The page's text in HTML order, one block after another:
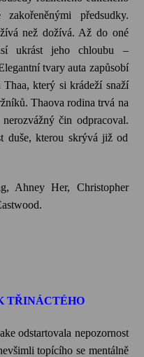
předsudky.
než dožívá. Až do oné
ukrást jeho chloubu –
tvary auta zapůsobí
Thaa, který si krádeží snaží
Thaova rodina trvá na
čin odpracoval.
duše, kterou skrývá již od
, Ahney Her, Christopher
.
TŘINÁCTÉHO
odstartovala nepozornost
topícího se mentálně